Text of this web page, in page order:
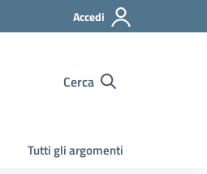
Accedi
Cerca
Tutti gli argomenti